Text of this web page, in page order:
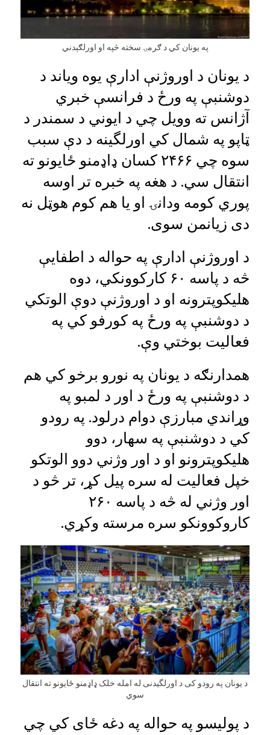
په يونان کي د ګرمۍ سخته څپه او اورلګېدني
د يونان د اوروژنې ادارې يوه وياند د
دوشنبې په ورځ د فرانسې خبري
آژانس ته وويل چي د ايوني د سمندر د
ټاپو په شمال کي اورلگينه د دې سبب
سوه چي ۲۴۶۶ کسان ډاډمنو ځايونو ته
انتقال سي. د هغه په خبره تر اوسه
پوري کومه ودانۍ او يا هم کوم هوټل نه
دی زيانمن سوی.
د اوروژنې ادارې په حواله د اطفايې
څه د پاسه ۶۰ کارکوونکي، دوه
هليکوپترونه او د اوروژنې دوې الوتکي
د دوشنبې په ورځ په کورفو کي په
فعاليت بوختي وې.
همدارنګه د يونان په نورو برخو کي هم
د دوشنبې په ورځ د اور د لمبو په
وړاندي مبارزې دوام درلود. په رودو
کي د دوشنبې په سهار، دوو
هليکوپترونو او د اور وژني دوو الوتکو
خپل فعاليت له سره پيل کړ، تر څو د
اور وژني له څه د پاسه ۲۶۰
کاروکوونکو سره مرسته وکړي.
د یونان په رودو کی د اورلگیدنی له امله خلک ډاډمنو ځایونو ته انتقال
سوي
د پوليسو په حواله په دغه ځای کي چي